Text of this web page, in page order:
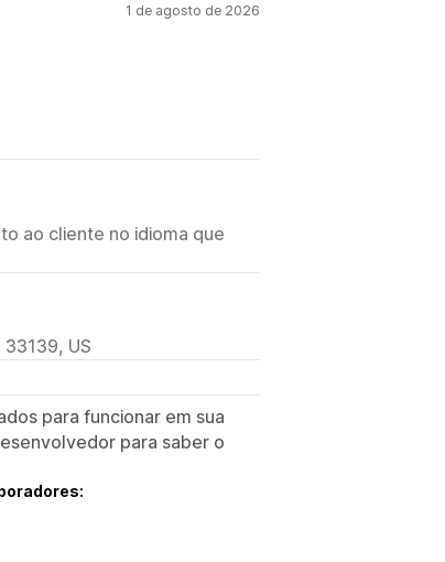
1 de agosto de 2026
ao cliente no idioma que
US
para funcionar em sua
para saber o